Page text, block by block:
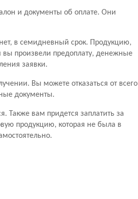
и документы об оплате. Они
в семидневный срок. Продукцию,
произвели предоплату, денежные
заявки.
Вы можете отказаться от всего
документы.
Также вам придется заплатить за
продукцию, которая не была в